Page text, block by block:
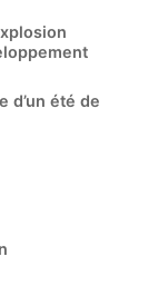
d’un été de